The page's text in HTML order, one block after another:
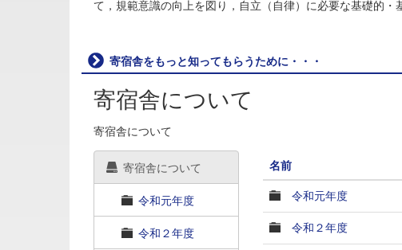
て，規範意識の向上を図り，自立（自律）に必要な基礎的
寄宿舎をもっと知ってもらうために・・・
寄宿舎について
寄宿舎について
寄宿舎について
令和元年度
令和２年度
名前
令和元年度
令和２年度